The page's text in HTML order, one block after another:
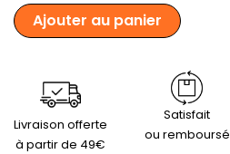
Qwetch
isotherme
ml
Ajouter au panier
Livraison offerte
à partir de 49€
Satisfait
ou remboursé